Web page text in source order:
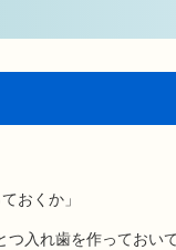
おくか」
入れ歯を作っておい